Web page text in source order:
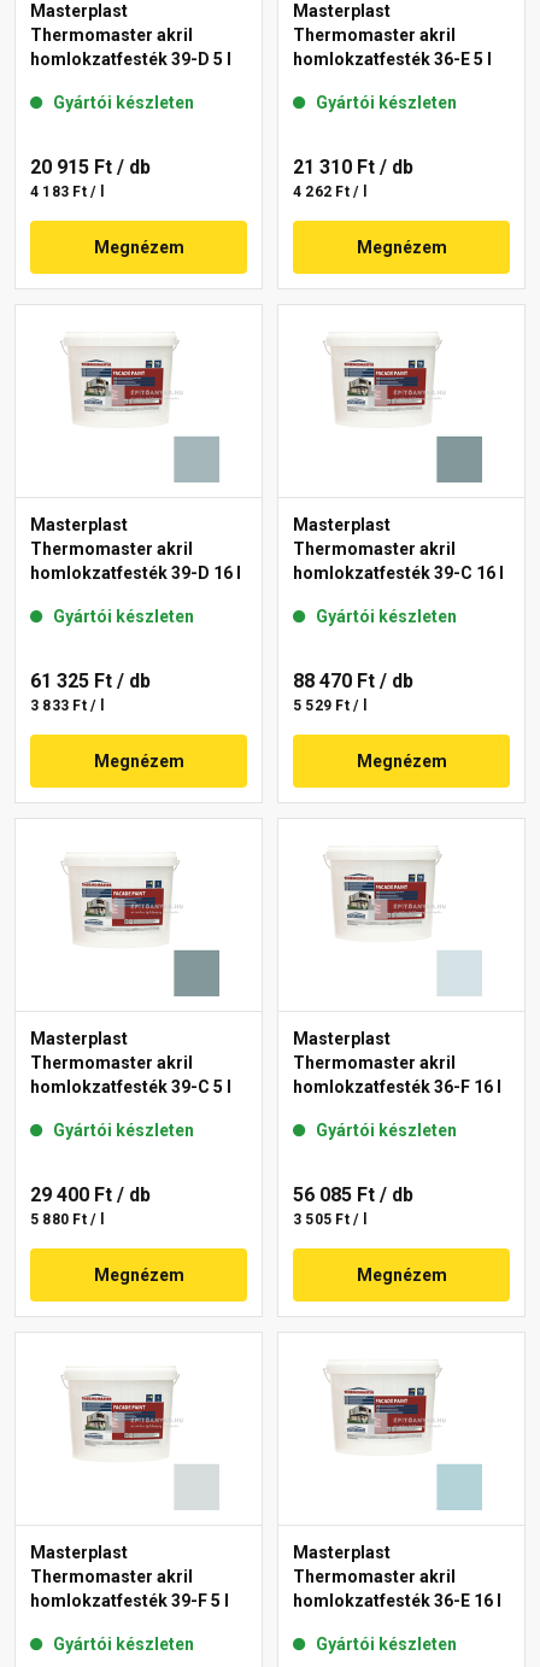
Masterplast
Thermomaster akril
homlokzatfesték 39-D 5 l
Gyártói készleten
20 915 Ft / db
4 183 Ft / l
Megnézem
Masterplast
Thermomaster akril
homlokzatfesték 36-E 5 l
Gyártói készleten
21 310 Ft / db
4 262 Ft / l
Megnézem
Masterplast
Thermomaster akril
homlokzatfesték 39-D 16 l
Gyártói készleten
61 325 Ft / db
3 833 Ft / l
Megnézem
Masterplast
Thermomaster akril
homlokzatfesték 39-C 16 l
Gyártói készleten
88 470 Ft / db
5 529 Ft / l
Megnézem
Masterplast
Thermomaster akril
homlokzatfesték 39-C 5 l
Gyártói készleten
29 400 Ft / db
5 880 Ft / l
Megnézem
Masterplast
Thermomaster akril
homlokzatfesték 36-F 16 l
Gyártói készleten
56 085 Ft / db
3 505 Ft / l
Megnézem
Masterplast
Thermomaster akril
homlokzatfesték 39-F 5 l
Gyártói készleten
Masterplast
Thermomaster akril
homlokzatfesték 36-E 16 l
Gyártói készleten